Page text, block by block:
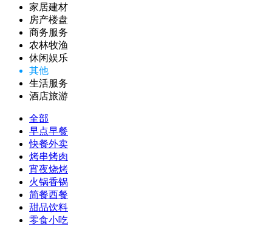
家居建材
房产楼盘
商务服务
农林牧渔
休闲娱乐
其他
生活服务
酒店旅游
全部
早点早餐
快餐外卖
烤串烤肉
宵夜烧烤
火锅香锅
简餐西餐
甜品饮料
零食小吃